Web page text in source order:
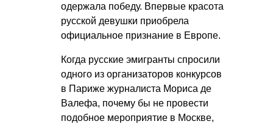
одержала победу. Впервые красота
русской девушки приобрела
официальное признание в Европе.
Когда русские эмигранты спросили
одного из организаторов конкурсов
в Париже журналиста Мориса де
Валефа, почему бы не провести
подобное мероприятие в Москве,